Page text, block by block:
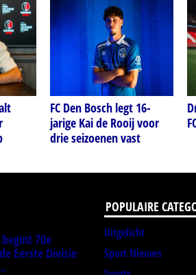
FC Den Bosch legt 16-
jarige Kai de Rooij voor
drie seizoenen vast
begint 70e
Eerste Divisie
POPULAIRE
Uitgelicht
Sport Nieuws